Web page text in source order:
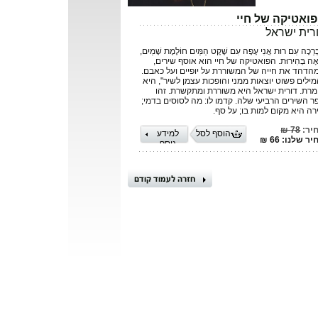
של חיי
ישראל
עִם רוּת אֲנִי עָפָה עִם שֶׁקֶט הַמַּיִם חוֹלֶמֶת שָׁמַיִם,
בְּהִירוּת. הפואטיקה של חיי הוא אוסף שירים,
את חייה של המשוררת על יופיים ועל כאבם.
פשוט יוצאות ממני והופכות עצמן לשיר", היא
דורית ישראל היא משוררת ומתקשרת. זהו
השירים הרביעי שלה. קדמו לו: מה לסוסים בדמי;
היא מקום למות בו; על סף.
78 ₪
שלנו: 66 ₪
למידע
נוסף
הוסף לסל